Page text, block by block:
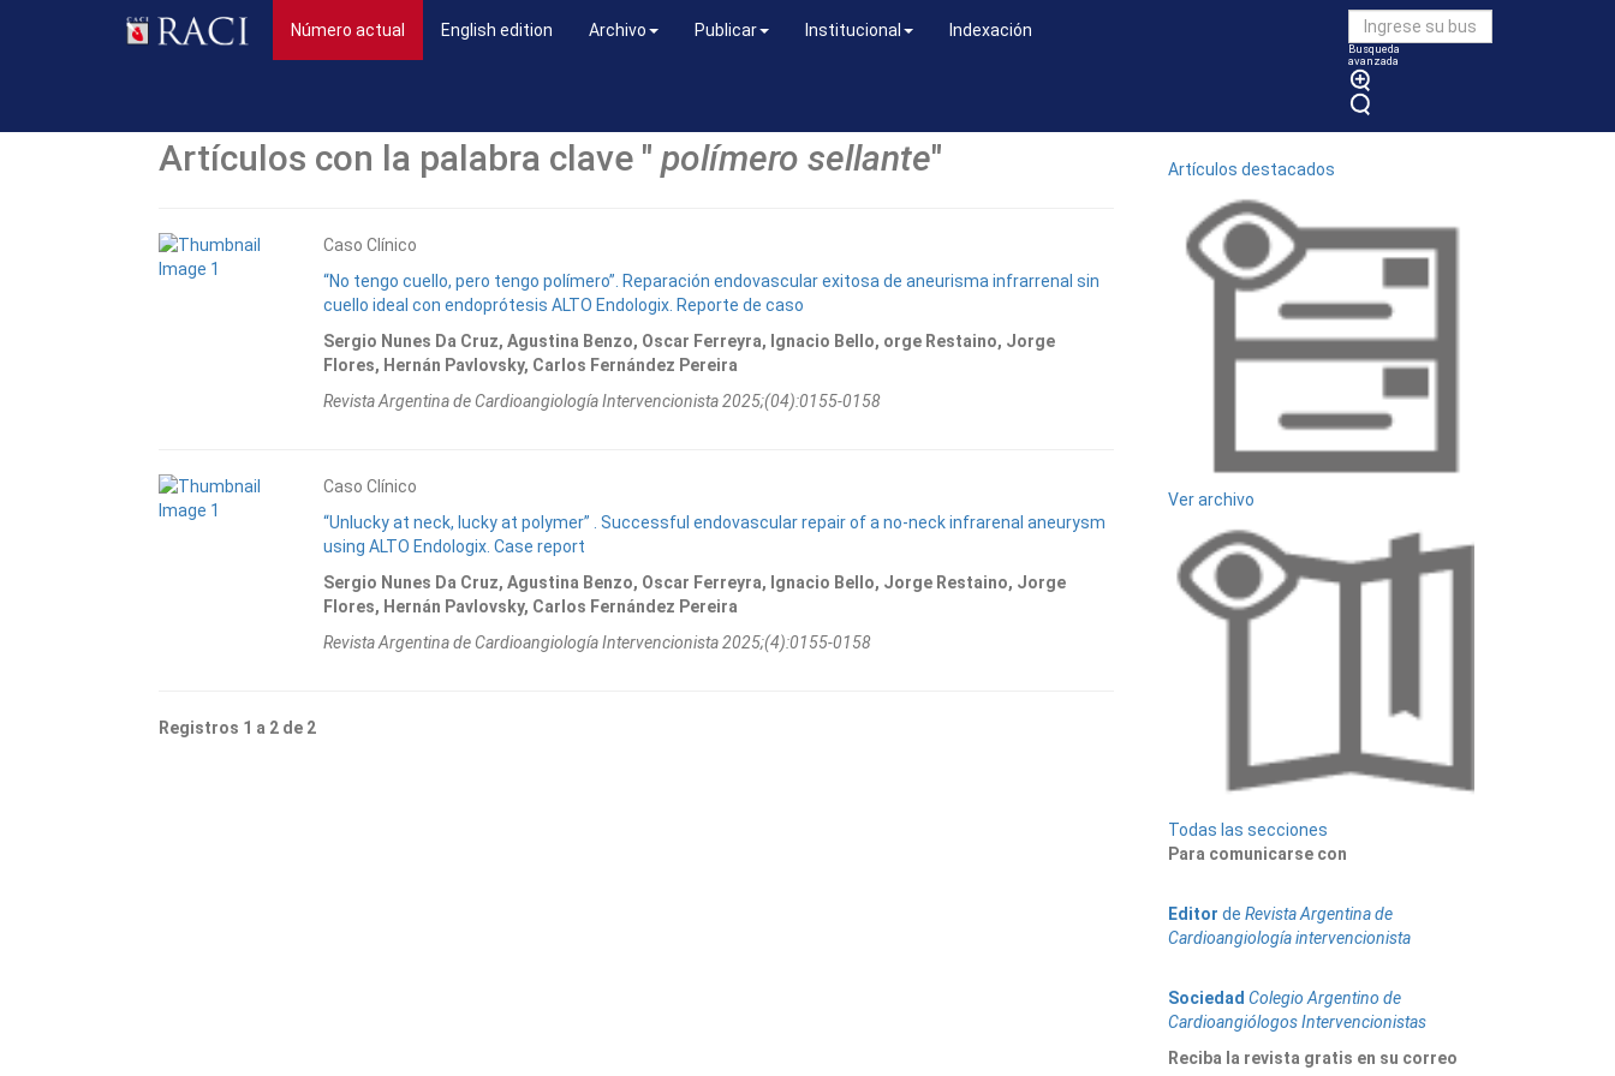
Número actual (current)English edition Archivo Publicar Institucional Indexación
Busqueda
avanzada
Artículos con la palabra clave " polímero sellante"
Caso Clínico
“No tengo cuello, pero tengo polímero”. Reparación endovascular exitosa de aneurisma infrarrenal sin
cuello ideal con endoprótesis ALTO Endologix. Reporte de caso
Sergio Nunes Da Cruz, Agustina Benzo, Oscar Ferreyra, Ignacio Bello, orge Restaino, Jorge
Flores, Hernán Pavlovsky, Carlos Fernández Pereira
Revista Argentina de Cardioangiologí­a Intervencionista 2025;(04):0155-0158
Caso Clínico
“Unlucky at neck, lucky at polymer” . Successful endovascular repair of a no-neck infrarenal aneurysm
using ALTO Endologix. Case report
Sergio Nunes Da Cruz, Agustina Benzo, Oscar Ferreyra, Ignacio Bello, Jorge Restaino, Jorge
Flores, Hernán Pavlovsky, Carlos Fernández Pereira
Revista Argentina de Cardioangiologí­a Intervencionista 2025;(4):0155-0158
Registros 1 a 2 de 2
Artículos destacados
Ver archivo
Todas las secciones
Para comunicarse con
Editor de Revista Argentina de
Cardioangiología intervencionista
Sociedad Colegio Argentino de
Cardioangiólogos Intervencionistas
Reciba la revista gratis en su correo